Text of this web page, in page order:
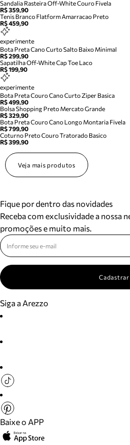
Sandalia Rasteira Off-White Couro Fivela
R$ 359,90
Tenis Branco Flatform Amarracao Preto
R$ 459,90
experimente
Bota Preta Cano Curto Salto Baixo Minimal
R$ 299,90
Sapatilha Off-White Cap Toe Laco
R$ 199,90
experimente
Bota Preta Couro Cano Curto Ziper Basica
R$ 499,90
Bolsa Shopping Preto Mercato Grande
R$ 329,90
Bota Preta Couro Cano Longo Montaria Fivela
R$ 799,90
Coturno Preto Couro Tratorado Basico
R$ 399,90
Veja mais produtos
Fique por dentro das novidades
Receba com exclusividade a nossa
promoções e muito mais.
Cadastrar
Siga a Arezzo
Baixe o APP